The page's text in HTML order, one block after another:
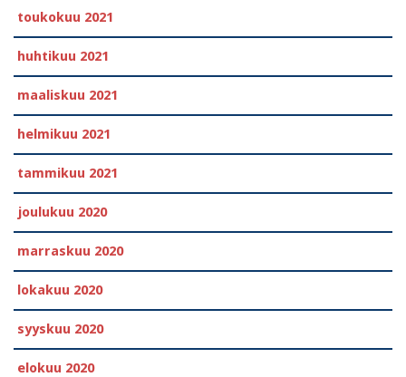
toukokuu 2021
huhtikuu 2021
maaliskuu 2021
helmikuu 2021
tammikuu 2021
joulukuu 2020
marraskuu 2020
lokakuu 2020
syyskuu 2020
elokuu 2020